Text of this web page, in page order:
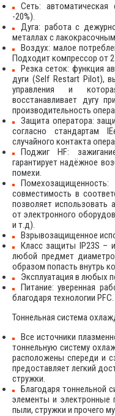
Сеть:
-20%).
Дуга: работа с
металлах с
Воздух: малое
Подходит компрессор от
Резка сеток: функция
дуги (Self Restart Pilot),
управления и
восстанавливает дугу
производительность
Защита оператора:
согласно стандартам
случайного контакта
Поджиг HF:
гарантирует надёжное
помехи.
совместимость в
позволяет использовать
от электронного
и т.д).
Взрывозащищенное
Класс защиты IP23S –
любой предмет
образом попасть внутрь
Эксплуатация в любых
Питание: уверенная
благодаря технологии PFC.
Тоннельная система
Все источники
тоннельную систему
расположены спереди и
предоставляет легкий
стружки.
Благодаря тоннельной
элементы и электронные
пыли, стружки и прочего